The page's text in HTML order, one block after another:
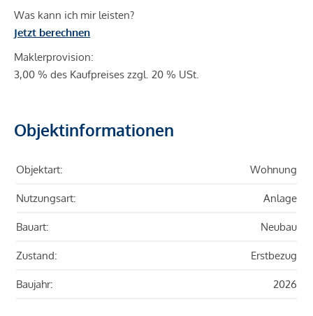
Was kann ich mir leisten?
Jetzt berechnen
Maklerprovision:
3,00 % des Kaufpreises zzgl. 20 % USt.
Objektinformationen
Objektart: Wohnung
Nutzungsart: Anlage
Bauart: Neubau
Zustand: Erstbezug
Baujahr: 2026